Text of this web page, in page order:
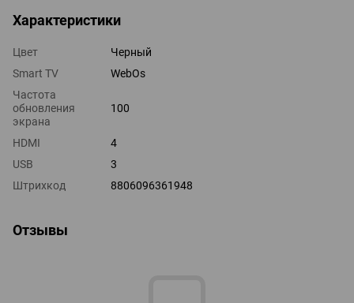
Характеристики
Цвет
Черный
Smart TV
WebOs
Частота
обновления
экрана
100
HDMI
4
USB
3
Штрихкод
8806096361948
Отзывы